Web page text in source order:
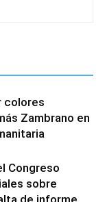
colores
Zambrano en
Congreso
sobre
de informe